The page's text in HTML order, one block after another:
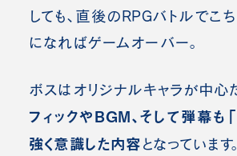
しても、直後のRPGバトルでこ
になればゲームオーバー。
ボスはオリジナルキャラが中心だ
フィックやBGM、そして弾幕も
強く意識した内容 となっています。